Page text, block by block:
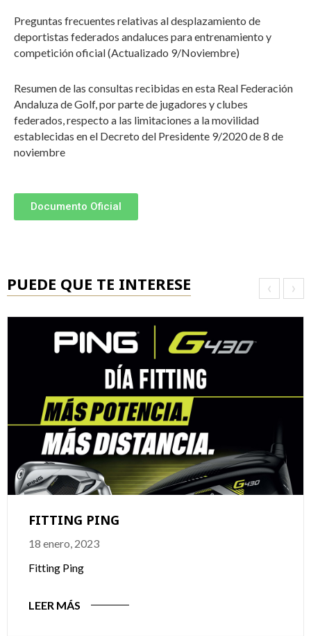
Preguntas frecuentes relativas al desplazamiento de
deportistas federados andaluces para entrenamiento y
competición oficial (Actualizado 9/Noviembre)
Resumen de las consultas recibidas en esta Real Federación
Andaluza de Golf, por parte de jugadores y clubes
federados, respecto a las limitaciones a la movilidad
establecidas en el Decreto del Presidente 9/2020 de 8 de
noviembre
Documento Oficial
PUEDE QUE TE INTERESE
FITTING PING
18 enero, 2023
Fitting Ping
LEER MÁS
‹ ›